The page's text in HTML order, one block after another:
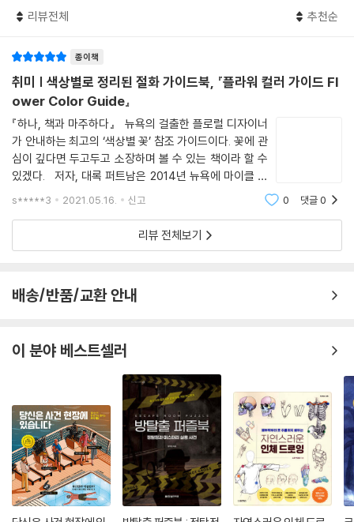
이 책은 색상별로 정리된 절화 가이드북이다. 꽃 하나하나를 소개하는 동
또한 독자는 각기 다른 색상의 두 가지 꽃으로 색의 점진적인 변화 과정을
보여주는 퍼트남 & 퍼트남의 ‘색 중심’ 어렌지먼트 방식도 사용해 볼 수 있
다.
그리고 이 책은 꽃의 색감, 계절별로 유용한 꽃, 꽃의 특징에 대한 정보를
보기 쉽게 담고 있어 독자들이 다양한 형태와 크기의 꽃들을 사용하여 더
욱 아름다운 어렌지먼트를 만들 수 있도록 도와줄 것이다.
‘플라워 컬러 가이드’는 아름다운 사진뿐만 아니라 꽃 관리법, 계절에 따른
시장 출하 여부, 환경을 고려한 지속 가능성과 같은 유용한 정보도 담고 있
‘플라워 컬러 가이드’는 전문 플로리스트와 이벤트 플래너뿐만 아니라 식
물에 대한 열정과 무궁무진한 색상 조합에 강한 흥미를 가진 사람 모두에
〈리뷰〉
“플라워 세계의 귀재....., 이 둘은 종종 나뭇가지, 이끼, 양치식물 그리고 말
트와 숨을 멎게 하는 인스톨레이션을 창조하며 그들의 명성을 쌓아올렸
- 마샤 스튜어트 리빙
“플로럴 인더스트리의 섹시한 두 남자”
- 하퍼스 바자
“퍼트남 & 퍼트남은 뉴욕에서 가장 인기가 많고 대중의 이목이 집중되는
리뷰전체 추천순
종이책
취미 | 색상별로 정리된 절화 가이드북, 『플라워 컬러 가이드 Fl
ower Color Guide』
『하나, 책과 마주하다』 뉴욕의 걸출한 플로럴 디자이너
가 안내하는 최고의 ‘색상별 꽃’ 참조 가이드이다. 꽃에 관
심이 깊다면 두고두고 소장하며 볼 수 있는 책이라 할 수
있겠다. 저자, 대록 퍼트남은 2014년 뉴욕에 마이클 퍼
트남과 함께 플라워 스튜디오 〈퍼트남 & 퍼트남〉을 오픈
s*****3 2021.05.16. 신고 0 댓글0
리뷰 전체보기
배송/반품/교환 안내
이 분야 베스트셀러